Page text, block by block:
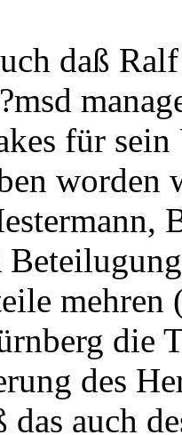
daß
für
die
des
auch